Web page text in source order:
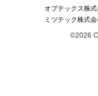
オプテックス株
ミツテック株式
©2026